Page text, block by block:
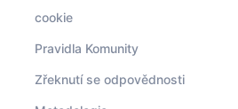
cookie
Pravidla Komunity
Zřeknutí se odpovědnosti